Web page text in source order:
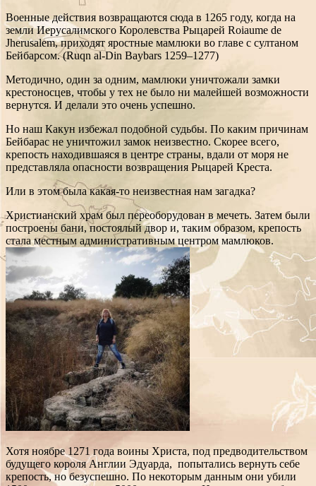
Военные действия возвращаются сюда в 1265 году, когда на
земли Иерусалимского Королевства Рыцарей Roiaume de
Jherusalem, приходят яростные мамлюки во главе с султаном
Бейбарсом. (Ruqn al-Din Baybars 1259–1277)
Методично, один за одним, мамлюки уничтожали замки
крестоносцев, чтобы у тех не было ни малейшей возможности
вернутся. И делали это очень успешно.
Но наш Какун избежал подобной судьбы. По каким причинам
Бейбарас не уничтожил замок неизвестно. Скорее всего,
крепость находившаяся в центре страны, вдали от моря не
представляла опасности возвращения Рыцарей Креста.
Или в этом была какая-то неизвестная нам загадка?
Христианский храм был переоборудован в мечеть. Затем были
построены бани, постоялый двор и, таким образом, крепость
стала местным административным центром мамлюков.
Хотя ноябре 1271 года воины Христа, под предводительством
будущего короля Англии Эдуарда, попытались вернуть себе
крепость, но безуспешно. По некоторым данным они убили